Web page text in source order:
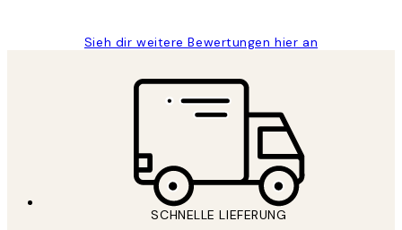
Sieh dir weitere Bewertungen hier an
SCHNELLE LIEFERUNG